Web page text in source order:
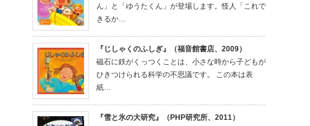
ん」と「ゆうたくん」が登場します。怪人「これで
きるか…
『じしゃくのふしぎ』（福音館書店、2009）
磁石に鉄がくっつくことは、小さな時から子どもが
ひきつけられる科学の不思議です。 この本は表
紙…
『雪と氷の大研究』（PHP研究所、2011）